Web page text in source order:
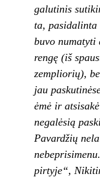
galutinis
ta, pasidalinta
buvo
rengę (iš
zempliorių),
jau
ėmė ir
negalėsią
Pavardžių
pirtyje“,